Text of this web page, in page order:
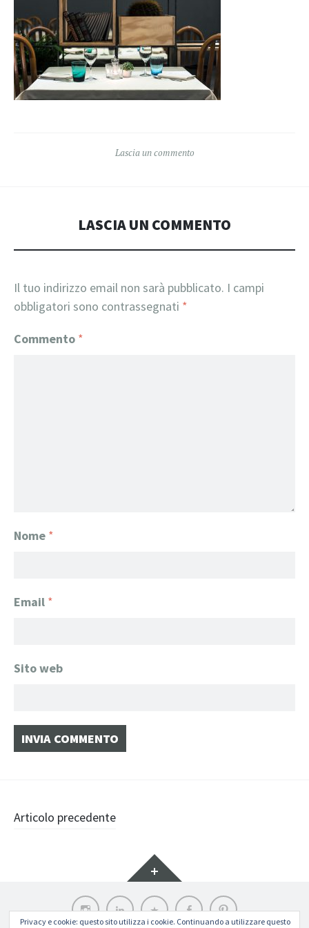
Lascia un commento
LASCIA UN COMMENTO
Il tuo indirizzo email non sarà pubblicato. I campi
obbligatori sono contrassegnati *
Commento *
Nome *
Email *
Sito web
Navigazione
Articolo precedente
Widget
InstagramLinkedIn ArchiloversFacebookPinterest
Privacy e cookie: questo sito utilizza i cookie. Continuando a utilizzare questo